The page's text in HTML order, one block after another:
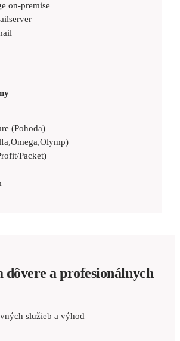
on-premise
(Pohoda)
Packet)
dôvere a profesionálnych
služieb a výhod